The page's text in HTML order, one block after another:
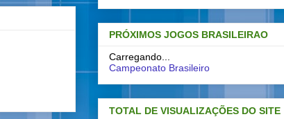
PRÓXIMOS JOGOS BRASILEIRAO
Carregando...
Campeonato Brasileiro
TOTAL DE VISUALIZAÇÕES DO SITE